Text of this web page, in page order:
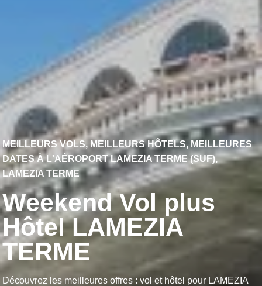
MEILLEURS VOLS, MEILLEURS HÔTELS, MEILLEURES
DATES À L'AÉROPORT LAMEZIA TERME (SUF),
LAMEZIA TERME
Weekend Vol plus
Hôtel LAMEZIA
TERME
Découvrez les meilleures offres : vol et hôtel pour LAMEZIA